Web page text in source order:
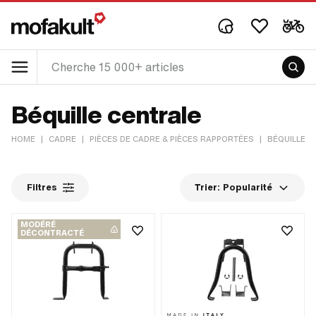
Béquille centrale
HOME | CADRE | PIÈCES DE CADRE & PIÈCES RAPPORTÉES | BÉQUILLES
Filtres Trier: Popularité
MODÉRÉ
DÉCONTRACTÉ